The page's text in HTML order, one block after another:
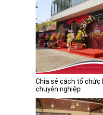
Chia sẻ cách tổ chức
chuyên nghiệp